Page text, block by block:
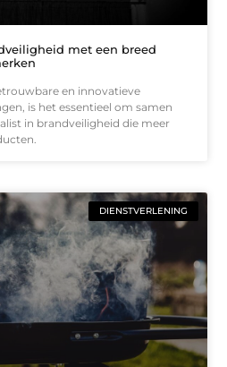
met een breed
en innovatieve
is het essentieel om samen
in brandveiligheid die meer
DIENSTVERLENING